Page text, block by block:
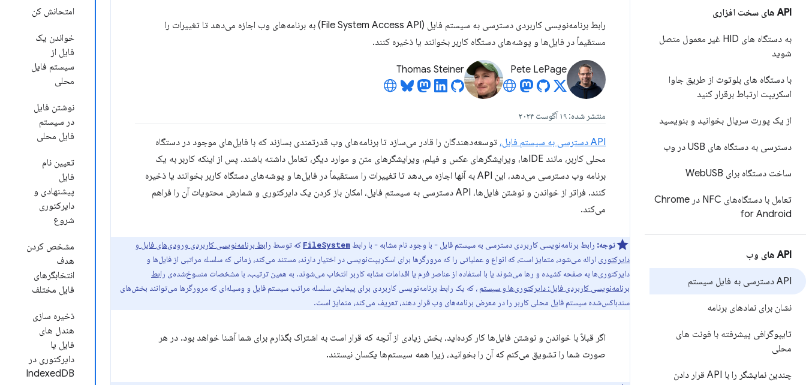
API های سخت افزاری
به دستگاه های HID غیر معمول متصل
شوید
با دستگاه های بلوتوث از طریق جاوا
اسکریپت ارتباط برقرار کنید
از یک پورت سریال بخوانید و بنویسید
دسترسی به دستگاه های USB در وب
ساخت دستگاه برای Web USB
تعامل با دستگاه‌های NFC در Chrome
for Android
API های وب
API دسترسی به فایل سیستم
نشان برای نمادهای برنامه
تایپوگرافی پیشرفته با فونت های
محلی
چندین نمایشگر را با API قرار دادن
امتحانش کن
خواندن یک
فایل از
سیستم فایل
محلی
نوشتن فایل
در سیستم
فایل محلی
تعیین نام
فایل
پیشنهادی و
دایرکتوری
شروع
مشخص کردن
هدف
انتخابگرهای
فایل مختلف
ذخیره سازی
هندل های
فایل یا
دایرکتوری در
IndexedDB
رابط برنامه‌نویسی کاربردی دسترسی به سیستم فایل (File System Access API) به برنامه‌های وب اجازه می‌دهد تا تغییرات را
مستقیماً در فایل‌ها و پوشه‌های دستگاه کاربر بخوانند یا ذخیره کنند.
Pete LePage
Thomas Steiner
منتشر شده: ۱۹ آگوست ۲۰۲۴
API دسترسی به سیستم فایل،
توسعه‌دهندگان را قادر می‌سازد تا برنامه‌های وب قدرتمندی بسازند که با فایل‌های موجود در دستگاه
محلی کاربر، مانند IDEها، ویرایشگرهای عکس و فیلم، ویرایشگرهای متن و موارد دیگر، تعامل داشته باشند. پس از اینکه کاربر به یک
برنامه وب دسترسی می‌دهد، این API به آنها اجازه می‌دهد تا تغییرات را مستقیماً در فایل‌ها و پوشه‌های دستگاه کاربر بخوانند یا ذخیره
کنند. فراتر از خواندن و نوشتن فایل‌ها، API دسترسی به سیستم فایل، امکان باز کردن یک دایرکتوری و شمارش محتویات آن را فراهم
می‌کند.
توجه: رابط برنامه‌نویسی کاربردی دسترسی به سیستم فایل - با وجود نام مشابه - با رابط FileSystem که توسط رابط برنامه‌نویسی کاربردی ورودی‌های فایل و
دایرکتوری ارائه می‌شود، متمایز است، که انواع و عملیاتی را که مرورگرها برای اسکریپت‌نویسی در اختیار دارند، مستند می‌کند، زمانی که سلسله مراتبی از فایل‌ها و
دایرکتوری‌ها به صفحه کشیده و رها می‌شوند یا با استفاده از عناصر فرم یا اقدامات مشابه کاربر انتخاب می‌شوند. به همین ترتیب، با مشخصات منسوخ‌شده‌ی رابط
برنامه‌نویسی کاربردی فایل: دایرکتوری‌ها و سیستم ، که یک رابط برنامه‌نویسی کاربردی برای پیمایش سلسله مراتب سیستم فایل و وسیله‌ای که مرورگرها می‌توانند بخش‌های
سندباکس‌شده سیستم فایل محلی کاربر را در معرض برنامه‌های وب قرار دهند، تعریف می‌کند، متمایز است.
اگر قبلاً با خواندن و نوشتن فایل‌ها کار کرده‌اید، بخش زیادی از آنچه که قرار است به اشتراک بگذارم برای شما آشنا خواهد بود. در هر
صورت شما را تشویق می‌کنم که آن را بخوانید، زیرا همه سیستم‌ها یکسان نیستند.